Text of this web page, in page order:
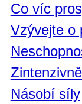
Co víc
Vzývejte o
Násobí síly